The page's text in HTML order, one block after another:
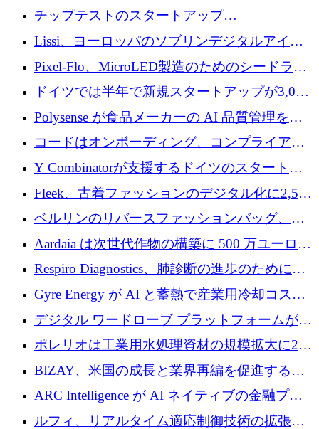
立したAIライティングのスタートアップが
1,300万ドルのシード投資を調達
チップテストのスタートアップ
QuantumDiamondsが株式資金で1,500万ユーロ
を調達
Lissi、ヨーロッパのソブリンデジタルアイデ
ンティティの未来を推進するために350万ユー
ロを調達
Pixel-Flo、MicroLED製造のためのシードラウ
ンドで525万ポンドを獲得
ドイツでは半年で新規スタートアップが3,000
社という記録を目の当たりにし、涙を流すハ
ンブルク
Polysense が食品メーカーの AI 品質管理を拡
張するために 1,070 万ドルを調達
コードはオンボーディング、コンプライアン
ス、支払いを統合するために 640 万ポンドを
Y Combinatorが支援するドイツのスタートア
ップFintoが340万ドルを調達、シリコンバレ
ーではなくミュンヘンを選んだと語る
Fleek、古着ファッションのデジタル化に2,500
万ドルを確保
ベルリンのリバースファッションバッグ、繊
維仕分け規模拡大に7桁の資金調達
Aardaia は次世代作物の構築に 500 万ユーロを
寄付
Respiro Diagnostics、肺診断の進歩のために
100 万ポンドを確保
Gyre Energy が AI と蓄熱で産業用冷却コスト
を削減するために 130 万ドルを調達
デジタル ワードローブ プラットフォームが
1,000 万人のユーザーに到達し、Whering が
700 万ドルを獲得
ポレリオは工業用水処理資材の規模拡大に240
万ユーロを確保
BIZAY、米国の成長と業界再編を促進するた
めに5,500万ドルを確保
ARC Intelligence が AI ネイティブの金融プラ
ットフォームを拡大するために 400 万ユーロ
ルフィ、リアルタイム適応制御技術の拡張に